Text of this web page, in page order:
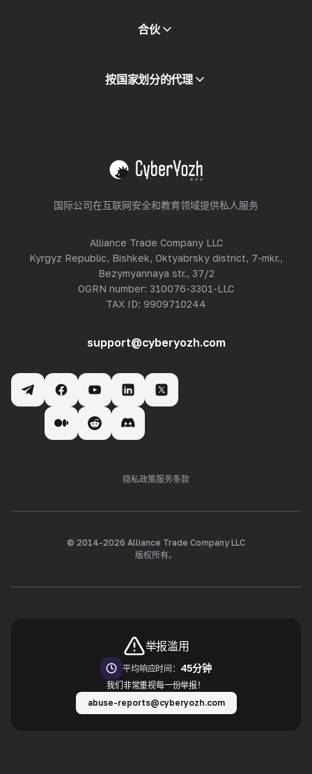
API访问
集成
合伙
合作伙伴计划
转售
按国家划分的代理
查看全部
国际公司在互联网安全和教育领域提供私人服务
Alliance Trade Company LLC
Kyrgyz Republic, Bishkek, Oktyabrsky district, 7-mkr.,
Bezymyannaya str., 37/2
OGRN number: 310076-3301-LLC
TAX ID: 9909710244
support@cyberyozh.com
隐私政策服务条款
© 2014-2026 Alliance Trade Company LLC
版权所有。
举报滥用
平均响应时间： 45分钟
我们非常重视每一份举报！
abuse-reports@cyberyozh.com